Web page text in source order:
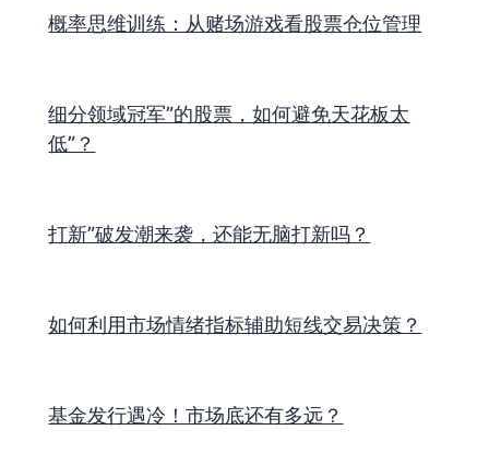
概率思维训练：从赌场游戏看股票仓位管理
细分领域冠军”的股票，如何避免天花板太
低”？
打新”破发潮来袭，还能无脑打新吗？
如何利用市场情绪指标辅助短线交易决策？
基金发行遇冷！市场底还有多远？